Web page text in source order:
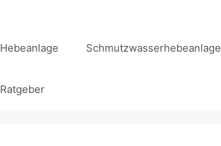
Hebeanlage Schmutzwasserhebeanlage
Ratgeber